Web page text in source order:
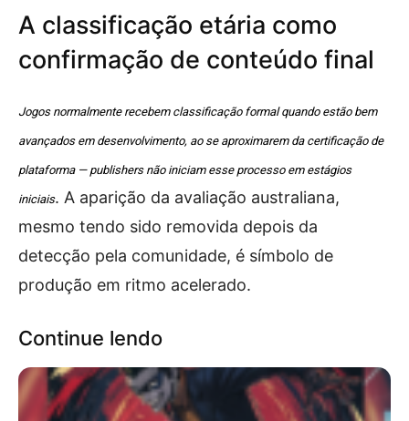
A classificação etária como
confirmação de conteúdo final
Jogos normalmente recebem classificação formal quando estão bem
avançados em desenvolvimento, ao se aproximarem da certificação de
plataforma — publishers não iniciam esse processo em estágios
iniciais. A aparição da avaliação australiana,
mesmo tendo sido removida depois da
detecção pela comunidade, é símbolo de
produção em ritmo acelerado.
Continue lendo